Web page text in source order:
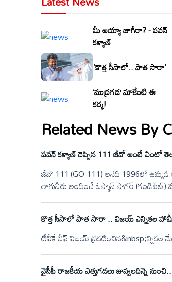
మీ అయ్యా జాగీరా? - పవన్
కళ్యాణ్
'కొత్త సీసాలో.. పాత సారా'
‘ముద్రగడ’ మాకేంటి ఈ
కర్మ!
Related News By
పవన్ కళ్యాణ్ చెప్పిన 111 జీవో అంటే ఏంటో
జీవో 111 (GO 111) అనేది 1996లో ఉమ్మడి
తాగునీరు అందించే ఓస్మాన్ సాగర్
కొత్త సీసాలో పాత సారా .. విజయ్ ఎన్నికల
టీవీకే చీఫ్‌ విజయ్‌
వైసీపీ రాజకీయ ఎత్తుగడలు జువ్వలదిన్నె